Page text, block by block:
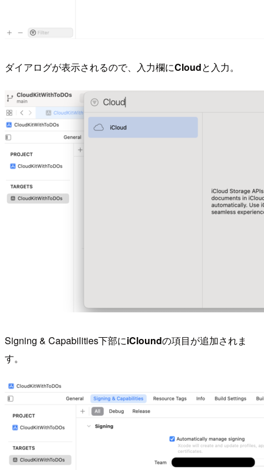
ダイアログが表示されるので、入力欄にCloudと入力。
Signing & Capabilities下部にiCloundの項目が追加されま
す。